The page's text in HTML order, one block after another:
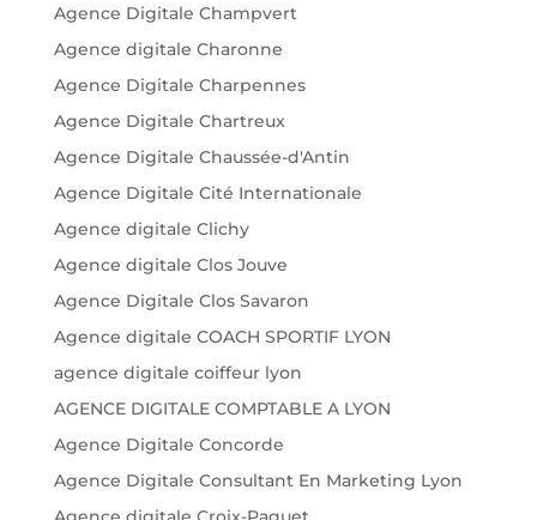
Agence Digitale Champvert
Agence digitale Charonne
Agence Digitale Charpennes
Agence Digitale Chartreux
Agence Digitale Chaussée-d'Antin
Agence Digitale Cité Internationale
Agence digitale Clichy
Agence digitale Clos Jouve
Agence Digitale Clos Savaron
Agence digitale COACH SPORTIF LYON
agence digitale coiffeur lyon
AGENCE DIGITALE COMPTABLE A LYON
Agence Digitale Concorde
Agence Digitale Consultant En Marketing Lyon